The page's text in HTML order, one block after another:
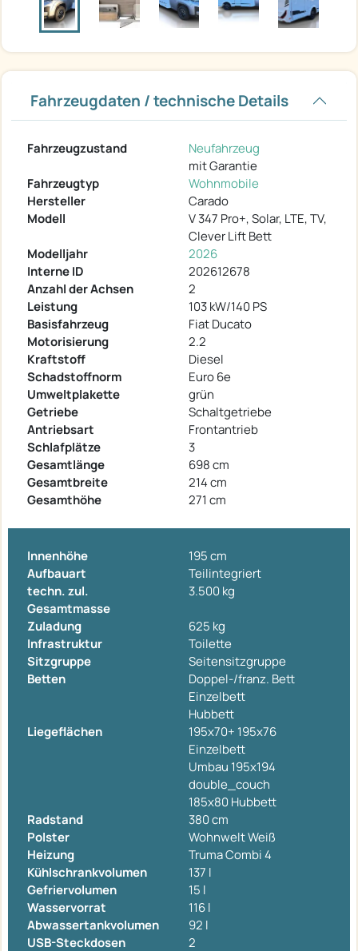
Fahrzeugdaten / technische Details
Fahrzeugzustand
Neufahrzeug
mit Garantie
Fahrzeugtyp
Wohnmobile
Hersteller
Carado
Modell
V 347 Pro+, Solar, LTE, TV,
Clever Lift Bett
Modelljahr
2026
Interne ID
202612678
Anzahl der Achsen
2
Leistung
103 kW/140 PS
Basisfahrzeug
Fiat Ducato
Motorisierung
2.2
Kraftstoff
Diesel
Schadstoffnorm
Euro 6e
Umweltplakette
grün
Getriebe
Schaltgetriebe
Antriebsart
Frontantrieb
Schlafplätze
3
Gesamtlänge
698 cm
Gesamtbreite
214 cm
Gesamthöhe
271 cm
Innenhöhe
195 cm
Aufbauart
Teilintegriert
techn. zul.
Gesamtmasse
3.500 kg
Zuladung
625 kg
Infrastruktur
Toilette
Sitzgruppe
Seitensitzgruppe
Betten
Doppel-/franz. Bett
Einzelbett
Hubbett
Liegeflächen
195x70+ 195x76
Einzelbett
Umbau 195x194
double_couch
185x80 Hubbett
Radstand
380 cm
Polster
Wohnwelt Weiß
Heizung
Truma Combi 4
Kühlschrankvolumen
137 l
Gefriervolumen
15 l
Wasservorrat
116 l
Abwassertankvolumen
92 l
USB-Steckdosen
2